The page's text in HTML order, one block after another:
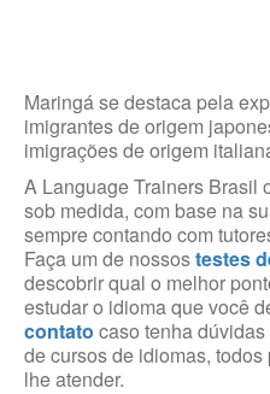
Maringá se destaca pela
imigrantes de origem
imigrações de origem
A Language Trainers Brasil
sob medida, com base na
sempre contando com
Faça um de nossostestes
descobrir qual o melhor
estudar o idioma que você
contato caso tenha
de cursos de idiomas,
lhe atender.